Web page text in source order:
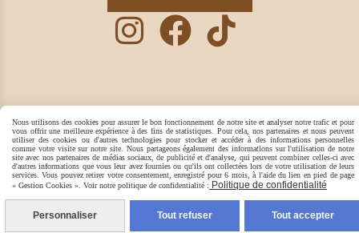
  
Politique de confidentialité
Gestion cookies Mon Compte
Créer un site
Nous utilisons des cookies pour assurer le bon fonctionnement de notre site et analyser notre trafic et pour
vous offrir une meilleure expérience à des fins de statistiques. Pour cela, nos partenaires et nous peuvent
utiliser des cookies ou d'autres technologies pour stocker et accéder à des informations personnelles
comme votre visite sur notre site. Nous partageons également des informations sur l'utilisation de notre
site avec nos partenaires de médias sociaux, de publicité et d'analyse, qui peuvent combiner celles-ci avec
d'autres informations que vous leur avez fournies ou qu'ils ont collectées lors de votre utilisation de leurs
services. Vous pouvez retirer votre consentement, enregistré pour 6 mois, à l'aide du lien en pied de page
« Gestion Cookies ». Voir notre politique de confidentialité : Politique de confidentialité
Personnaliser Tout refuser Tout accepter